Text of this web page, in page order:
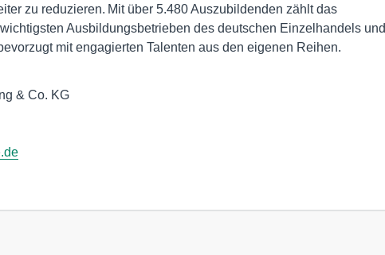
zu reduzieren. Mit über 5.480 Auszubildenden zählt das
Ausbildungsbetrieben des deutschen Einzelhandels und
mit engagierten Talenten aus den eigenen Reihen.
& Co. KG